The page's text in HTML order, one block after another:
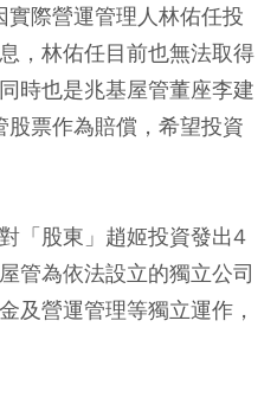
實際營運管理人林佑任投
，林佑任目前也無法取得
時也是兆基屋管董座李建
票作為賠償，希望投資
「股東」趙姬投資發出4
管為依法設立的獨立公司
及營運管理等獨立運作，